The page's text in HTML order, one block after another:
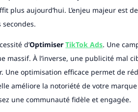
plus aujourd’hui. L’enjeu majeur est
d’OptimiserTikTok Ads. Une
À l’inverse, une publicité mal
Une optimisation efficace permet de
améliore la notoriété de votre
une communauté fidèle et engagée.